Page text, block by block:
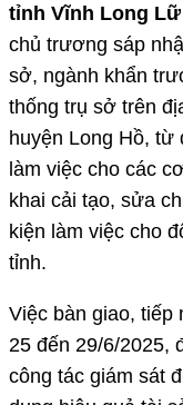
tỉnh Vĩnh Long
chủ trương sáp
sở, ngành khẩn
thống trụ sở trên
huyện Long Hồ,
làm việc cho các
khai cải tạo, sửa
kiện làm việc cho
tỉnh.
Việc bàn giao, tiếp
25 đến 29/6/2025,
công tác giám sát